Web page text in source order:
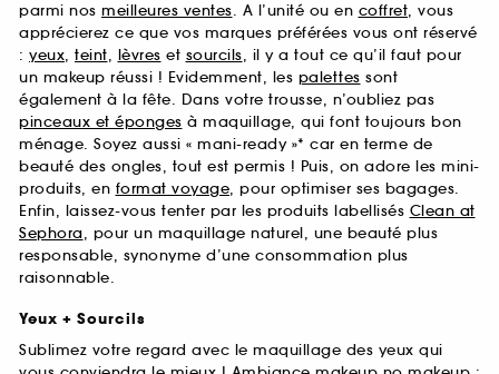
parmi nos meilleures ventes. A l’unité ou en coffret, vous
apprécierez ce que vos marques préférées vous ont réservé
: yeux, teint, lèvres et sourcils, il y a tout ce qu’il faut pour
un makeup réussi ! Evidemment, les palettes sont
également à la fête. Dans votre trousse, n’oubliez pas
pinceaux et éponges à maquillage, qui font toujours bon
ménage. Soyez aussi « mani-ready »* car en terme de
beauté des ongles, tout est permis ! Puis, on adore les mini-
produits, en format voyage, pour optimiser ses bagages.
Enfin, laissez-vous tenter par les produits labellisés Clean at
Sephora, pour un maquillage naturel, une beauté plus
responsable, synonyme d’une consommation plus
raisonnable.
Yeux + Sourcils
Sublimez votre regard avec le maquillage des yeux qui